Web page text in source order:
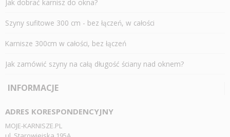
Jak dobrać karnisz do okna?
Szyny sufitowe 300 cm - bez łączeń, w całości
Karnisze 300cm w całości, bez łączeń
Jak zamówić szyny na całą długość ściany nad oknem?
INFORMACJE
ADRES KORESPONDENCYJNY
MOJE-KARNISZE.PL